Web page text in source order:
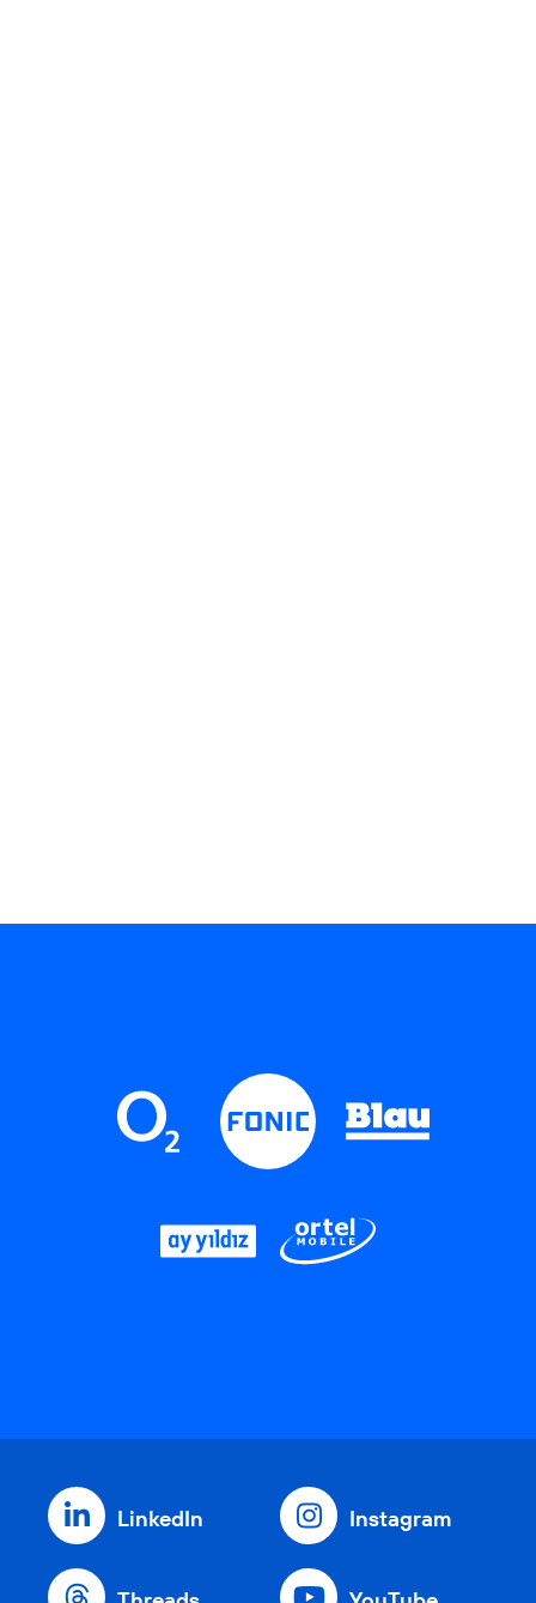
LinkedIn Instagram